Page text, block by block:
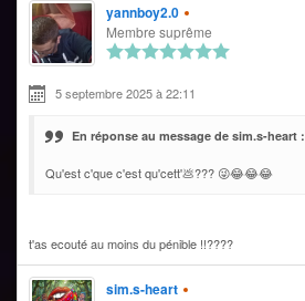
yannboy2.0
Membre suprême
5 septembre 2025 à 22:11
En réponse au message de sim.s-heart :
Qu'est c'que c'est qu'cett'💩??? 😜😂😂😂
t'as ecouté au moins du pénible !!????
sim.s-heart